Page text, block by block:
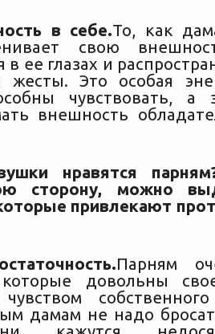
в себе.То, как
свою
в ее глазах и
жесты. Это особая
чувствовать, а
внешность
нравятся
сторону, можно
привлекают
Парням
довольны
дамам не надо